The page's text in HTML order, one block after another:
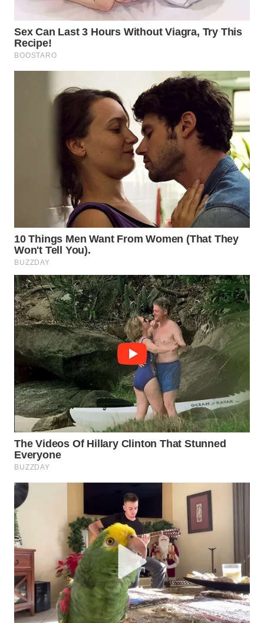
SIMALUNGUN
WN
TAPANULI
TEBING
WN
PAKPAK
WN
KARAWANG
WN
BEKASI
WN
BOGOR
WN
DEPOK
WN
WN
PADANG
LAWAS